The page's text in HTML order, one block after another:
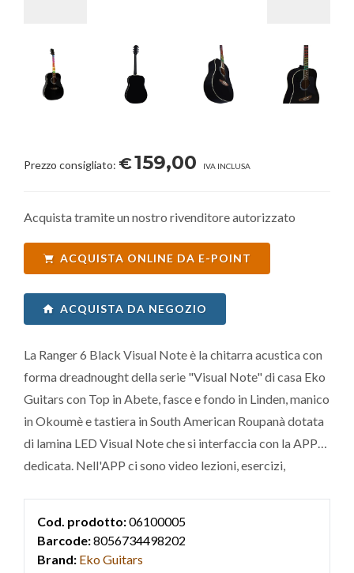
Prezzo consigliato: €159,00 IVA INCLUSA
Acquista tramite un nostro rivenditore autorizzato
ACQUISTA ONLINE DA E-POINT
ACQUISTA DA NEGOZIO
La Ranger 6 Black Visual Note è la chitarra acustica con
forma dreadnought della serie "Visual Note" di casa Eko
Guitars con Top in Abete, fasce e fondo in Linden, manico
in Okoumè e tastiera in South American Roupanà dotata
di lamina LED Visual Note che si interfaccia con la APP
dedicata. Nell'APP ci sono video lezioni, esercizi,
guidare l'utente n
Cod. prodotto:06100005
Barcode:8056734498202
Brand: Eko Guitars